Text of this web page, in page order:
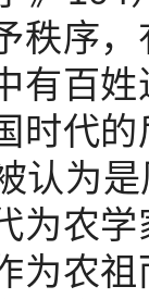
秩序
有百
时代
认为
为农
为农